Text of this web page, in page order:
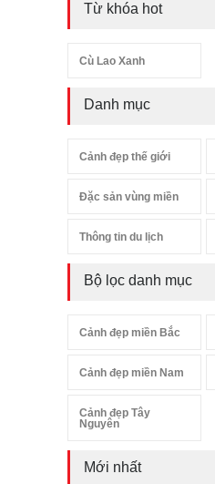
Từ khóa hot
Cù Lao Xanh
Danh mục
Cảnh đẹp thế giới
Đặc sản vùng miền
Thông tin du lịch
Bộ lọc danh mục
Cảnh đẹp miền Bắc
Cảnh đẹp miền Nam
Cảnh đẹp Tây
Nguyên
Mới nhất